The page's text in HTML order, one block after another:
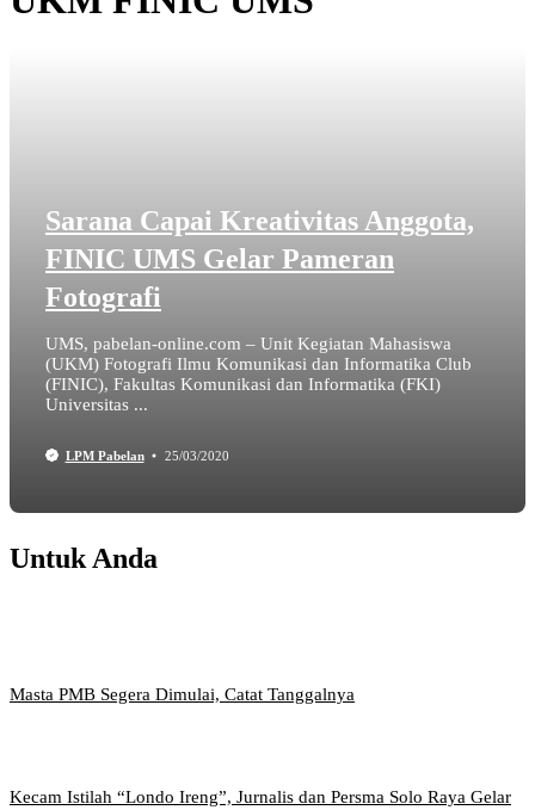
Sarana Capai Kreativitas Anggota,
FINIC UMS Gelar Pameran
Fotografi
UMS, pabelan-online.com – Unit Kegiatan Mahasiswa
(UKM) Fotografi Ilmu Komunikasi dan Informatika Club
(FINIC), Fakultas Komunikasi dan Informatika (FKI)
Universitas ...
LPM Pabelan 25/03/2020
Untuk Anda
Masta PMB Segera Dimulai, Catat Tanggalnya
Kecam Istilah “Londo Ireng”, Jurnalis dan Persma Solo Raya Gelar